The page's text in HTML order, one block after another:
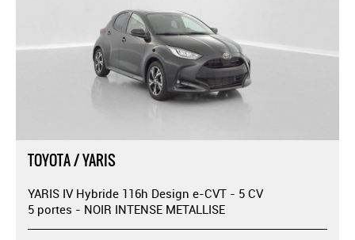
TOYOTA / YARIS
YARIS IV Hybride 116h Design e-CVT - 5 CV
5 portes - NOIR INTENSE METALLISE